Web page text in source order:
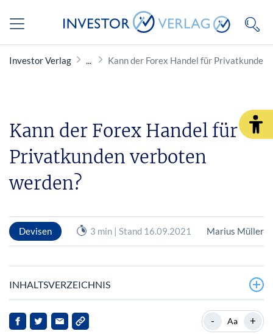
Investor Verlag Kann der Forex Handel für Privatkunden
Kann der Forex Handel für
Privatkunden verboten
werden?
Devisen 3 min | Stand 16.09.2021 Marius Müller
INHALTSVERZEICHNIS
Ein Forex-Händler steht vor der Schließung des
Marktes.
- Aa +